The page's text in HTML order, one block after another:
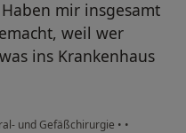
mir insgesamt
weil wer
ins Krankenhaus
und Gefäßchirurgie • •